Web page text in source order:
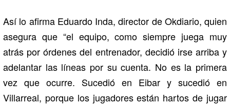
Así lo afirma Eduardo Inda, director de Okdiario, quien
asegura que “el equipo, como siempre juega muy
atrás por órdenes del entrenador, decidió irse arriba y
adelantar las líneas por su cuenta. No es la primera
vez que ocurre. Sucedió en Eibar y sucedió en
Villarreal, porque los jugadores están hartos de jugar